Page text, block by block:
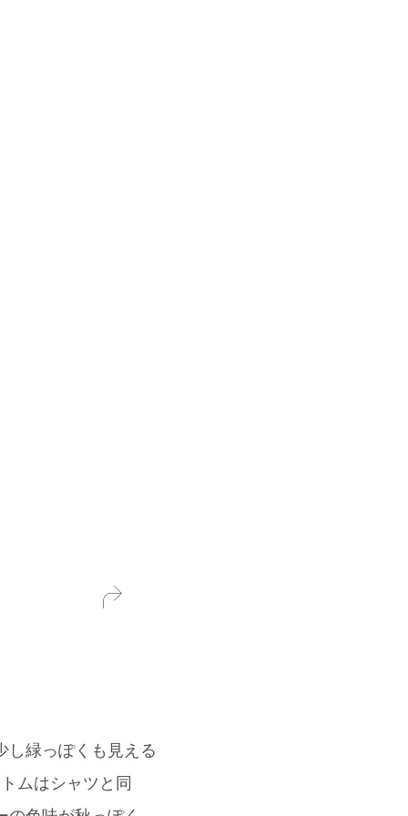
し緑っぽくも見える
ムはシャツと同